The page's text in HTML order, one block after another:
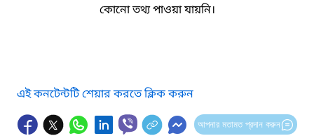
কোনো তথ্য পাওয়া যায়নি।
এই কনটেন্টটি শেয়ার করতে ক্লিক করুন
আপনার মতামত প্রদান করুন